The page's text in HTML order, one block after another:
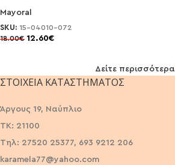
Mayoral
SKU: 15-04010-072
18.00€ 12.60€
Δείτε περισσότερα
ΣΤΟΙΧΕΊΑ ΚΑΤΑΣΤΉΜΑΤΟΣ
Άργους 19, Ναύπλιο
ΤΚ: 21100
Τηλ: 27520 25377, 693 9212 206
karamela77@yahoo.com